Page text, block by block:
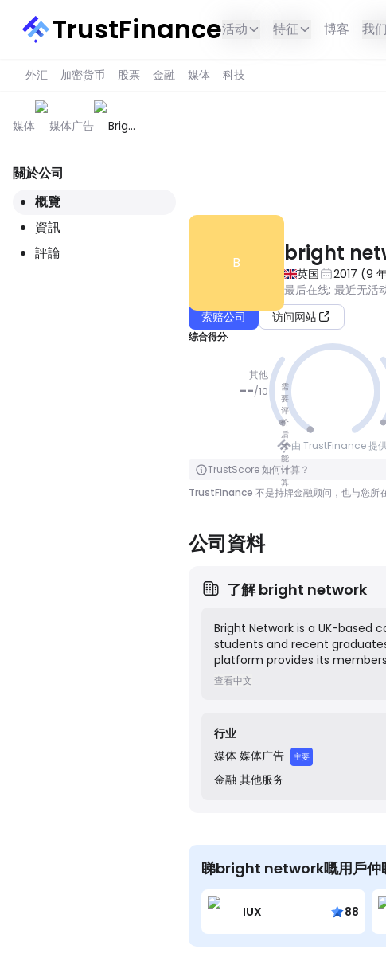
TrustFinance活动 特征 博客 我
外汇 加密货币 股票 金融 媒体 科技
媒体 媒体广告
Bright
關於公司
概覽
資訊
評論
B bright
英国 2017 (9
最后在线: 最近无活
索赔公司
访问网站
综合得分
其他
--/10
需
要
评
价
后
才
能
计
算
没有分数
点击翻转
由 TrustFinance 提
TrustScore 如何计算？
TrustFinance 不是持牌金融顾问，也与您所
公司資料
了解bright network
Bright Network is a UK-based
students and recent
platform provides its
networking events,
查看中文
行业
媒体 媒体广告 主要
金融 其他服务
睇bright network嘅用戶仲
IUX 88